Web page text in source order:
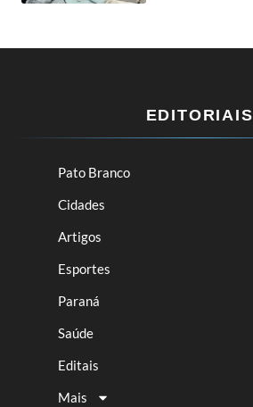
EDITORIAIS
Pato Branco
Cidades
Artigos
Esportes
Paraná
Saúde
Editais
Mais